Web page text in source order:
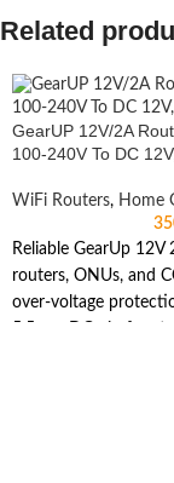
Related
GearUP 12V/2A
100-240V To DC
WiFi Routers, Home
Reliable GearUp
routers, ONUs, and
over-voltage